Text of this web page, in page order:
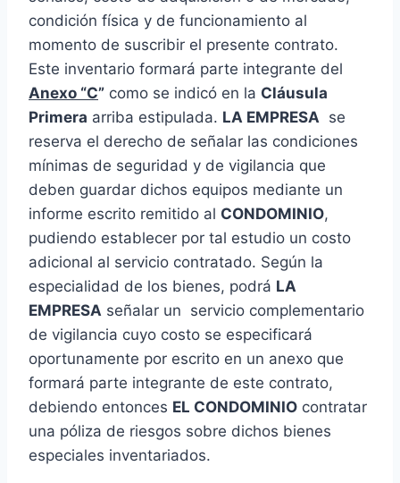
condición física y de funcionamiento al
momento de suscribir el presente contrato.
Este inventario formará parte integrante del
Anexo “C” como se indicó en la Cláusula
Primera arriba estipulada. LA EMPRESA se
reserva el derecho de señalar las condiciones
mínimas de seguridad y de vigilancia que
deben guardar dichos equipos mediante un
informe escrito remitido al CONDOMINIO,
pudiendo establecer por tal estudio un costo
adicional al servicio contratado. Según la
especialidad de los bienes, podrá LA
EMPRESA señalar un servicio complementario
de vigilancia cuyo costo se especificará
oportunamente por escrito en un anexo que
formará parte integrante de este contrato,
debiendo entonces EL CONDOMINIO contratar
una póliza de riesgos sobre dichos bienes
especiales inventariados.